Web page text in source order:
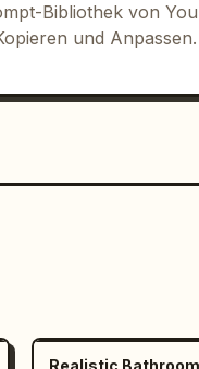
Bibliothek von
und Anpassen.
Realistic